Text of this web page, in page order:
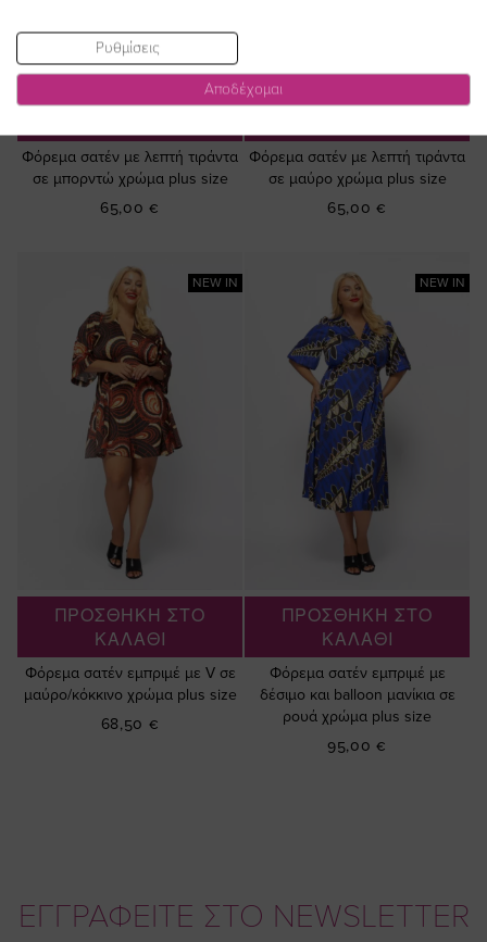
ΠΡΟΣΘΗΚΗ ΣΤΟ
Φόρεμα σατέν με λεπτή τιράντα
σε μπορντώ χρώμα plus size
65,00 €
ΠΡΟΣΘΗΚΗ ΣΤΟ
Φόρεμα σατέν με λεπτή τιράντα
σε μαύρο χρώμα plus size
65,00 €
NEW IN
ΠΡΟΣΘΗΚΗ ΣΤΟ
ΚΑΛΑΘΙ
Φόρεμα σατέν εμπριμέ με V σε
μαύρο/κόκκινο χρώμα plus size
68,50 €
NEW IN
ΠΡΟΣΘΗΚΗ ΣΤΟ
ΚΑΛΑΘΙ
Φόρεμα σατέν εμπριμέ με
δέσιμο και balloon μανίκια σε
ρουά χρώμα plus size
95,00 €
ΕΓΓΡΑΦΕΙΤΕ ΣΤΟ NEWSLETTER
Ρυθμίσεις
Αποδέχομαι